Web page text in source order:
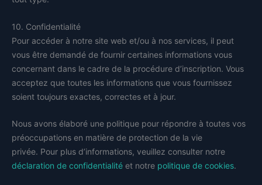
10. Confidentialité
Pour accéder à notre site web et/ou à nos services, il peut
vous être demandé de fournir certaines informations vous
concernant dans le cadre de la procédure d’inscription. Vous
acceptez que toutes les informations que vous fournissez
soient toujours exactes, correctes et à jour.
Nous avons élaboré une politique pour répondre à toutes vos
préoccupations en matière de protection de la vie
privée. Pour plus d’informations, veuillez consulter notre
déclaration de confidentialité et notre politique de cookies.